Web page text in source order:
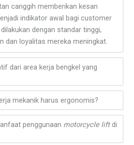
canggih memberikan kesan
indikator awal bagi customer
dengan standar tinggi,
dan loyalitas mereka meningkat.
dari area kerja bengkel yang
mekanik harus ergonomis?
penggunaan motorcycle liftdi